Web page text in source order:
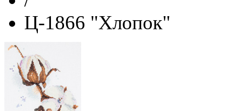
Ц-1866 "Хлопок"